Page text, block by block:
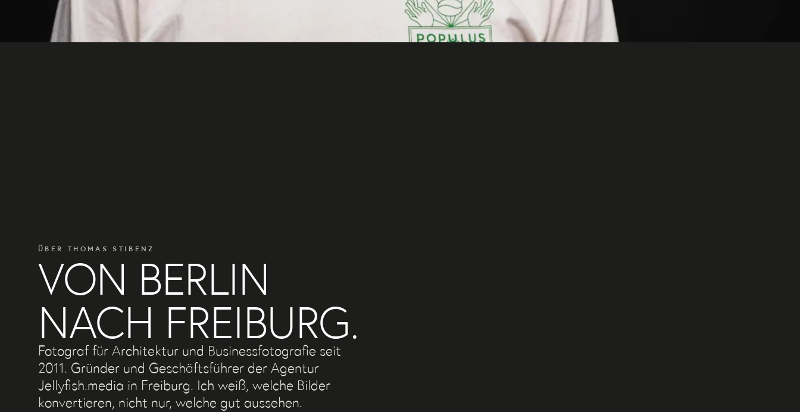
ÜBER THOMAS STIBENZ
VON BERLIN
NACH FREIBURG.
Fotograf für Architektur und Businessfotografie seit
2011. Gründer und Geschäftsführer der Agentur
Jellyfish.media in Freiburg. Ich weiß, welche Bilder
konvertieren, nicht nur, welche gut aussehen.